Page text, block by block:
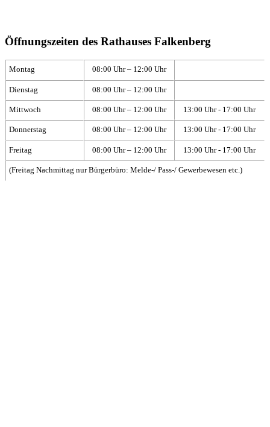
Öffnungszeiten des Rathauses Falkenberg
Montag 08:00 Uhr – 12:00 Uhr
Dienstag 08:00 Uhr – 12:00 Uhr
Mittwoch 08:00 Uhr – 12:00 Uhr 13:00 Uhr - 17:00 Uhr
Donnerstag 08:00 Uhr – 12:00 Uhr 13:00 Uhr - 17:00 Uhr
Freitag 08:00 Uhr – 12:00 Uhr 13:00 Uhr - 17:00 Uhr
(Freitag Nachmittag nur Bürgerbüro: Melde-/ Pass-/ Gewerbewesen etc.)